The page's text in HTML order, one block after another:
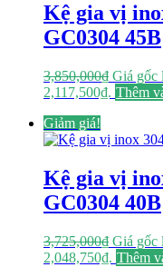
Kệ gia vị
GC0304 45B
3,850,000₫ Giá gốc
2,117,500₫. Thêm
Giảm giá!
Kệ gia vị
GC0304 40B
3,725,000₫ Giá gốc
2,048,750₫. Thêm